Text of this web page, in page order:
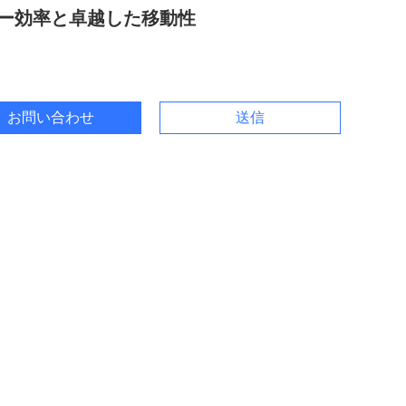
効率と卓越した移動性
お問い合わせ 送信